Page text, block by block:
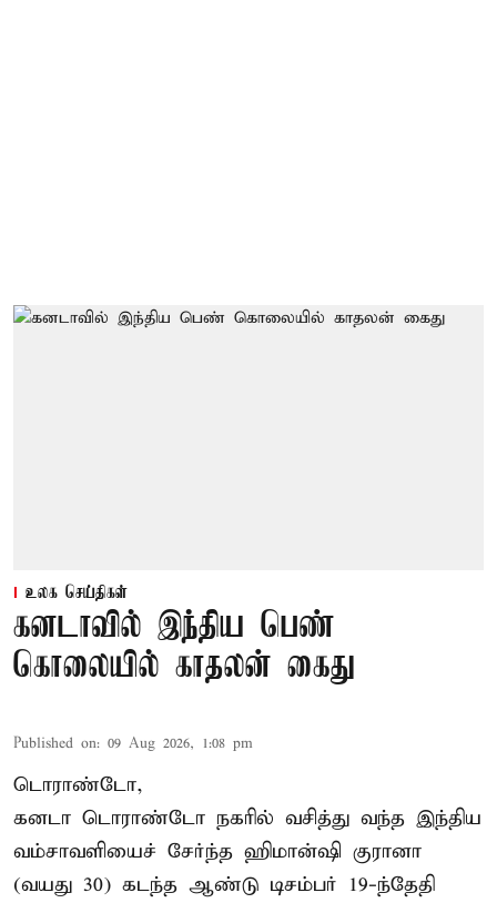
உலக செய்திகள்
கனடாவில் இந்திய பெண்
கொலையில் காதலன் கைது
Published on: 09 Aug 2026, 1:08 pm
டொராண்டோ,
கனடா டொராண்டோ நகரில் வசித்து வந்த இந்திய
வம்சாவளியைச் சேர்ந்த ஹிமான்ஷி குரானா
(வயது 30) கடந்த ஆண்டு டிசம்பர் 19-ந்தேதி